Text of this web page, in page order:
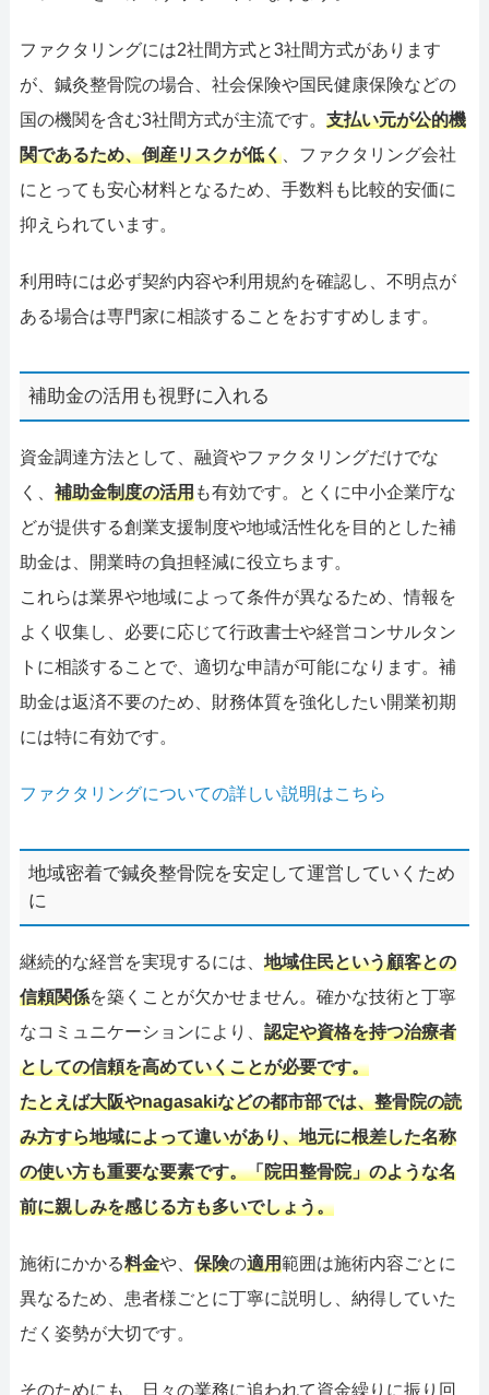
ファクタリングには2社間方式と3社間方式があります
が、鍼灸整骨院の場合、社会保険や国民健康保険などの
国の機関を含む3社間方式が主流です。 支払い元が公的機
関であるため、倒産リスクが低く、ファクタリング会社
にとっても安心材料となるため、手数料も比較的安価に
抑えられています。
利用時には必ず契約内容や利用規約を確認し、不明点が
ある場合は専門家に相談することをおすすめします。
補助金の活用も視野に入れる
資金調達方法として、融資やファクタリングだけでな
く、 補助金制度の活用も有効です。とくに中小企業庁な
どが提供する創業支援制度や地域活性化を目的とした補
助金は、開業時の負担軽減に役立ちます。
これらは業界や地域によって条件が異なるため、情報を
よく収集し、必要に応じて行政書士や経営コンサルタン
トに相談することで、適切な申請が可能になります。補
助金は返済不要のため、財務体質を強化したい開業初期
には特に有効です。
ファクタリングについての詳しい説明はこちら
地域密着で鍼灸整骨院を安定して運営していくため
に
継続的な経営を実現するには、 地域住民という顧客との
信頼関係を築くことが欠かせません。確かな技術と丁寧
なコミュニケーションにより、 認定や資格を持つ治療者
としての信頼を高めていくことが必要です。
たとえば大阪やnagasakiなどの都市部では、整骨院の読
み方すら地域によって違いがあり、地元に根差した名称
の使い方も重要な要素です。「院田整骨院」のような名
前に親しみを感じる方も多いでしょう。
施術にかかる料金や、 保険の適用範囲は施術内容ごとに
異なるため、患者様ごとに丁寧に説明し、納得していた
だく姿勢が大切です。
そのためにも、日々の業務に追われて資金繰りに振り回